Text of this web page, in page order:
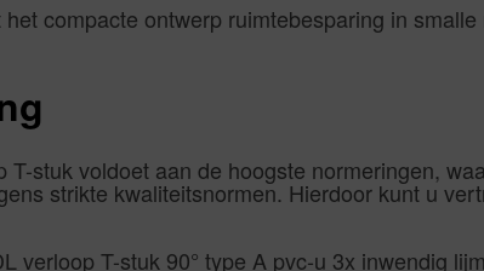
het compacte ontwerp ruimtebesparing in
T-stuk voldoet aan de hoogste normeringen,
strikte kwaliteitsnormen. Hierdoor kunt u
verloop T-stuk 90° type A pvc-u 3x inwendig